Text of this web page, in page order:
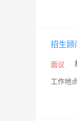
招生顾
面议
工作地